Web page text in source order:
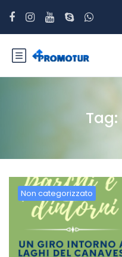
Tag:
Non categorizzato